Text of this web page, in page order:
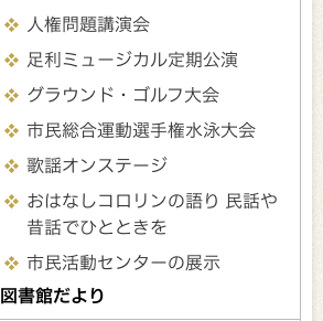
人権問題講演会
足利ミュージカル定期公演
グラウンド・ゴルフ大会
市民総合運動選手権水泳大会
歌謡オンステージ
おはなしコロリンの語り 民話や
昔話でひとときを
市民活動センターの展示
図書館だより